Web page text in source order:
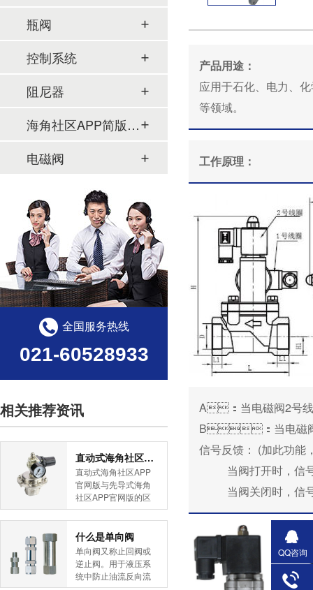
产品用途：
应用于石化、电力、化
等领域。
工作原理：
A：当电磁阀2号线
B：当电磁
信号反馈： (加此功能
当阀打开时，信号
当阀关闭时，
瓶阀
控制系统
阻尼器
海角社区APP简版下载及管件
电磁阀
全国服务热线
021-60528933
相关推荐资讯
直动式海角社区APP官网版与先导式海角社区APP官网版的区别
直动式海角社区APP
官网版与先导式海角
社区APP官网版的区
别是什么？HJBA8海
角论坛海角社区APP
简版下载告诉您！先
导式海角社区APP官
网版是采用控制阀体
内的启闭件的开度来
调节介质的流量，将
什么是单向阀
单向阀又称止回阀或
逆止阀。用于液压系
统中防止油流反向流
QQ咨询